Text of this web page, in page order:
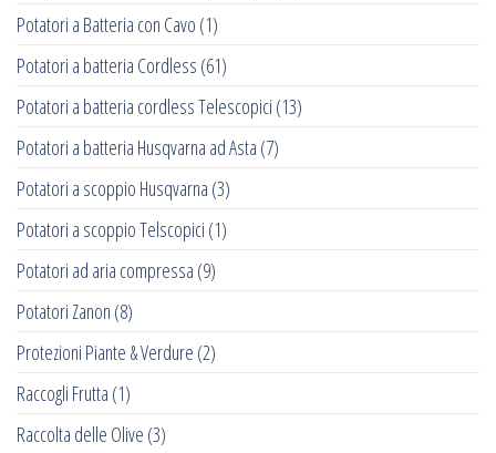
Potatori a Batteria con Cavo (1)
Potatori a batteria Cordless (61)
Potatori a batteria cordless Telescopici (13)
Potatori a batteria Husqvarna ad Asta (7)
Potatori a scoppio Husqvarna (3)
Potatori a scoppio Telscopici (1)
Potatori ad aria compressa (9)
Potatori Zanon (8)
Protezioni Piante & Verdure (2)
Raccogli Frutta (1)
Raccolta delle Olive (3)